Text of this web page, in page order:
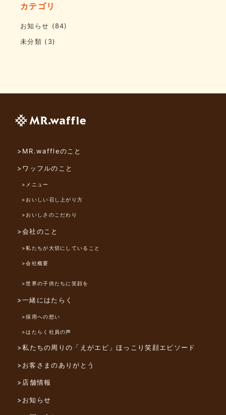
カテゴリ
お知らせ (84)
未分類 (3)
>MR.waffleのこと
>ワッフルのこと
>メニュー
>おいしい召し上がり方
>おいしさのこだわり
>会社のこと
>私たちが大切にしていること
>会社概要
>世界の子供たちに笑顔を
>一緒にはたらく
>採用への想い
>はたらく社員の声
>私たちの周りの「えがエピ」ほっこり笑顔エピソード
>お客さまのありがとう
>店舗情報
>お知らせ